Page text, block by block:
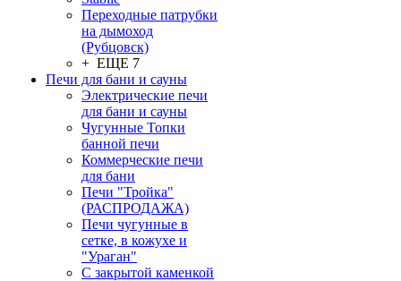
Переходные патрубки
на дымоход
(Рубцовск)
+ ЕЩЕ 7
Печи для бани и сауны
Электрические печи
для бани и сауны
Чугунные Топки
банной печи
Коммерческие печи
для бани
Печи "Тройка"
(РАСПРОДАЖА)
Печи чугунные в
сетке, в кожухе и
"Ураган"
С закрытой каменкой